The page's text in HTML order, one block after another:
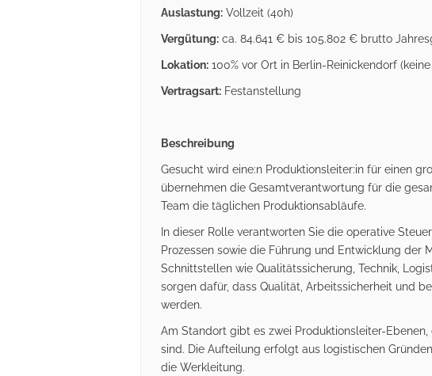
Auslastung:Vollzeit (40h)
Vergütung:ca. 84.641 € bis 105.802 € brutto
Lokation:100% vor Ort in Berlin-Reinickendorf
Vertragsart:Festanstellung
Beschreibung
Gesucht wird eine:n Produktionsleiter:in für einen
übernehmen die Gesamtverantwortung für die
Team die täglichen Produktionsabläufe.
In dieser Rolle verantworten Sie die operative
Prozessen sowie die Führung und Entwicklung der
Schnittstellen wie Qualitätssicherung, Technik,
sorgen dafür, dass Qualität, Arbeitssicherheit und
werden.
Am Standort gibt es zwei Produktionsleiter-
sind. Die Aufteilung erfolgt aus logistischen
die Werkleitung.